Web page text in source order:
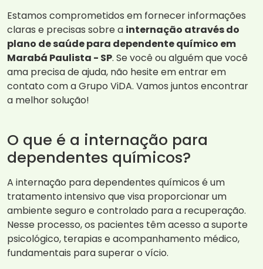
Estamos comprometidos em fornecer informações
claras e precisas sobre a internação através do
plano de saúde para dependente químico em
Marabá Paulista - SP. Se você ou alguém que você
ama precisa de ajuda, não hesite em entrar em
contato com a Grupo ViDA. Vamos juntos encontrar
a melhor solução!
O que é a internação para
dependentes químicos?
A internação para dependentes químicos é um
tratamento intensivo que visa proporcionar um
ambiente seguro e controlado para a recuperação.
Nesse processo, os pacientes têm acesso a suporte
psicológico, terapias e acompanhamento médico,
fundamentais para superar o vício.